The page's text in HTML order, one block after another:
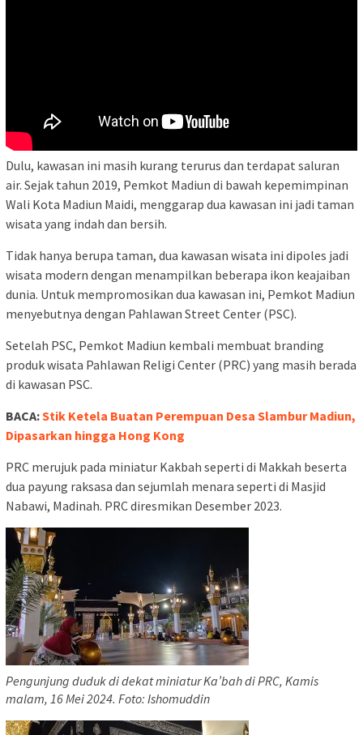
Dulu, kawasan ini masih kurang terurus dan terdapat saluran
air. Sejak tahun 2019, Pemkot Madiun di bawah kepemimpinan
Wali Kota Madiun Maidi, menggarap dua kawasan ini jadi taman
wisata yang indah dan bersih.
Tidak hanya berupa taman, dua kawasan wisata ini dipoles jadi
wisata modern dengan menampilkan beberapa ikon keajaiban
dunia. Untuk mempromosikan dua kawasan ini, Pemkot Madiun
menyebutnya dengan Pahlawan Street Center (PSC).
Setelah PSC, Pemkot Madiun kembali membuat branding
produk wisata Pahlawan Religi Center (PRC) yang masih berada
di kawasan PSC.
BACA:Stik Ketela Buatan Perempuan Desa Slambur Madiun,
Dipasarkan hingga Hong Kong
PRC merujuk pada miniatur Kakbah seperti di Makkah beserta
dua payung raksasa dan sejumlah menara seperti di Masjid
Nabawi, Madinah. PRC diresmikan Desember 2023.
Pengunjung duduk di dekat miniatur Ka’bah di PRC, Kamis
malam, 16 Mei 2024. Foto: Ishomuddin